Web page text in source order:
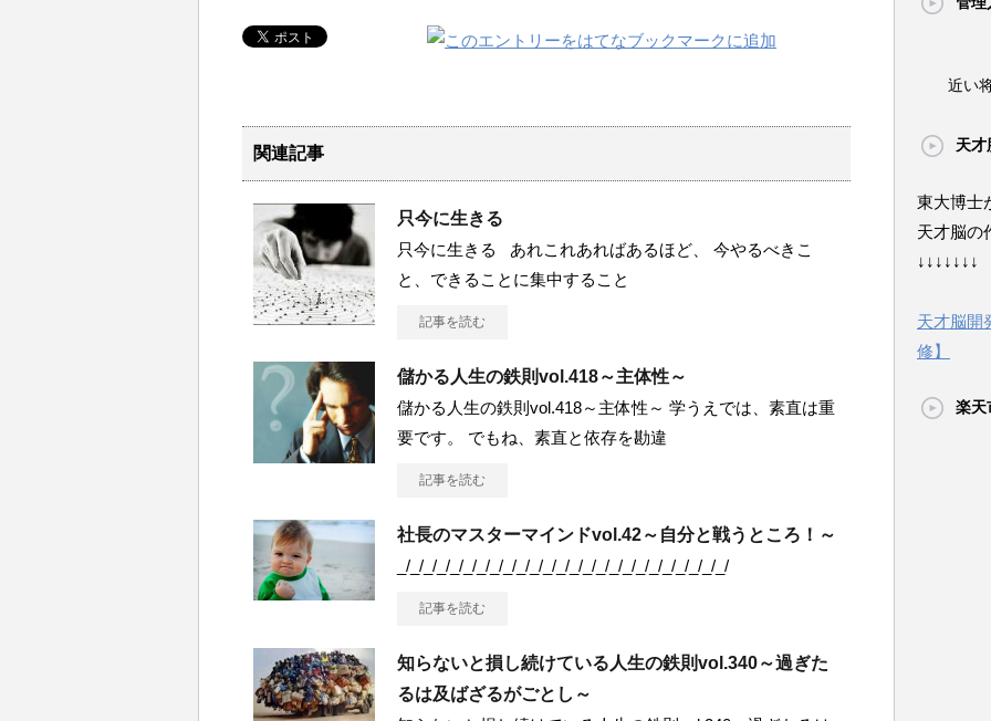
関連記事
只今に生きる
只今に生きる あれこれあればあるほど、 今やるべきこ
と、できることに集中すること
記事を読む
儲かる人生の鉄則vol.418～主体性～
儲かる人生の鉄則vol.418～主体性～ 学うえでは、素直は重
要です。 でもね、素直と依存を勘違
記事を読む
社長のマスターマインドvol.42～自分と戦うところ！～
_/_/_/_/_/_/_/_/_/_/_/_/_/_/_/_/_/_/_/_/_/_/_/_/_/
記事を読む
知らないと損し続けている人生の鉄則vol.340～過ぎた
るは及ばざるがごとし～
近い
天才
東大博士
天才脳の
↓↓↓↓↓↓↓
天才脳開
修】
楽天